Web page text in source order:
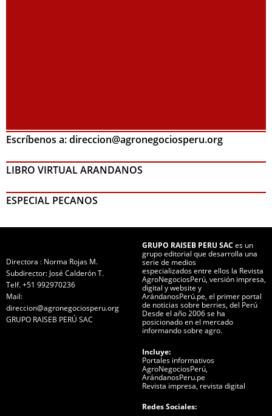
Escríbenos a: direccion@agronegociosperu.org
LIBRO VIRTUAL ARANDANOS
ESPECIAL PECANOS
Directora : Norma Rojas M.
Subdirector: José Calderón T.
Telf. +51 992970236
Mail:
direccion@agronegociosperu.org
GRUPO RAISEB PERÚ SAC
GRUPO RAISEB PERU SAC es un
grupo editorial que desarrolla una
serie de medios
especializados entre ellos la Revista
AgroNegociosPerú, versión impresa,
digital y website y
ArándanosPerú.pe, el primer portal
de noticias sobre berries, del Perú
Desde el año 2006 se ha
posicionado en el mercado
informando sobre agro.
Incluye:
Portales informativos
AgroNegociosPerú,
ArándanosPeru.pe
Revista impresa, revista digital
Redes Sociales: